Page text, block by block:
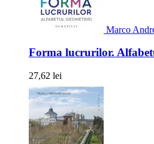
Marco
Forma lucrurilor.
27,62 lei